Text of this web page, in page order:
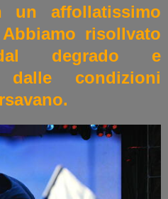
un affollatissimo
risollvato
degrado e
dalle condizioni